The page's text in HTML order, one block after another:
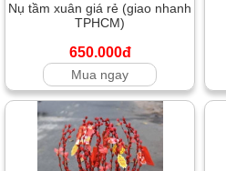
Nụ tầm xuân giá rẻ (giao nhanh
TPHCM)
650.000đ
Mua ngay